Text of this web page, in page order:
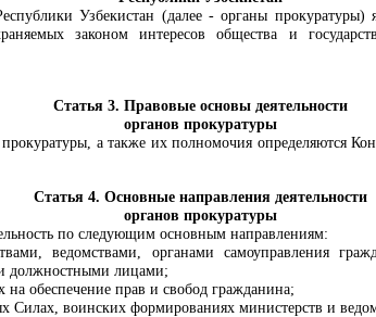
Узбекистан (далее - органы прокуратуры)
законом интересов общества и
Статья 3. Правовые основы деятельности
органов прокуратуры
а также их полномочия определяются
Статья 4. Основные направления деятельности
органов прокуратуры
по следующим основным направлениям:
ведомствами, органами самоуправления
должностными лицами;
обеспечение прав и свобод гражданина;
Силах, воинских формированиях министерств и